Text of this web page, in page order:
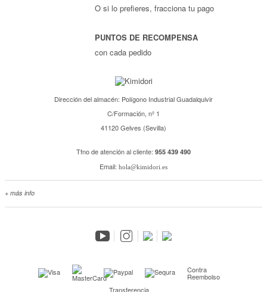
O si lo prefieres, fracciona tu pago
PUNTOS DE RECOMPENSA
con cada pedido
Dirección del almacén: Polígono Industrial Guadalquivir
C/Formación, nº 1
41120 Gelves (Sevilla)
Tfno de atención al cliente: 955 439 490
Email: hola@kimidori.es
+ más info
Kimidori PRINT, nuestro servicio de impresión de fotos Contra
Reembolso
Transferencia